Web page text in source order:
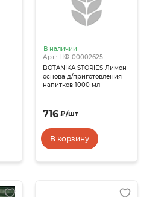
В наличии
Арт.: НФ-00002625
BOTANIKA STORIES Лимон
основа д/приготовления
напитков 1000 мл
716 ₽/шт
В корзину